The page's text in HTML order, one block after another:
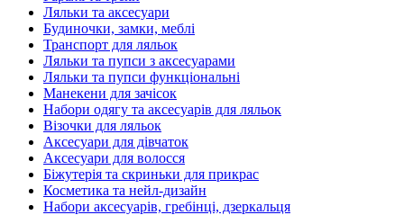
Ляльки та аксесуари
Будиночки, замки, меблі
Транспорт для ляльок
Ляльки та пупси з аксесуарами
Ляльки та пупси функціональні
Манекени для зачісок
Набори одягу та аксесуарів для ляльок
Візочки для ляльок
Аксесуари для дівчаток
Аксесуари для волосся
Біжутерія та скриньки для прикрас
Косметика та нейл-дизайн
Набори аксесуарів, гребінці, дзеркальця